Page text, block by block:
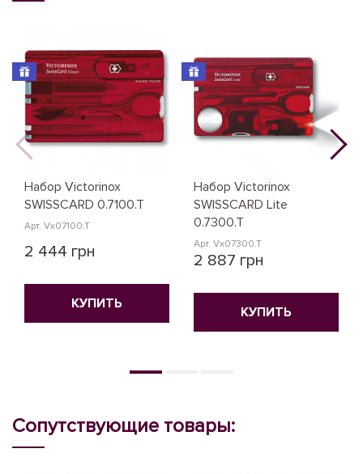
Набор Victorinox
SWISSCARD 0.7100.T
Арт. Vx07100.T
2 444 грн
КУПИТЬ
Набор Victorinox
SWISSCARD Lite
0.7300.T
Арт. Vx07300.T
2 887 грн
КУПИТЬ
Сопутствующие товары: